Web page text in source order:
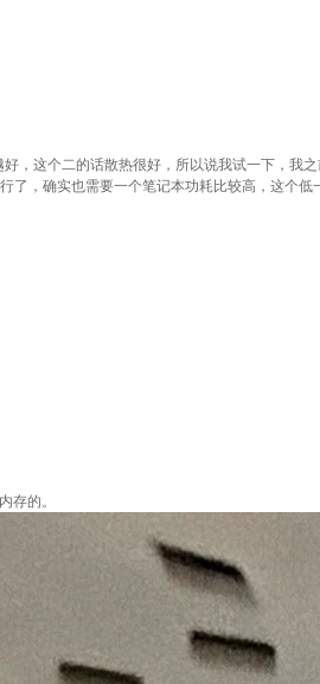
，这个二的话散热很好，所以说我试一下，我
，确实也需要一个笔记本功耗比较高，这个低
存的。